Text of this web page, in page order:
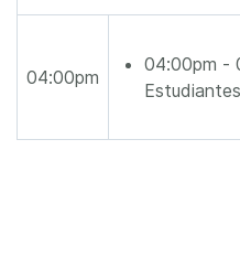
04:00pm
04:00pm -
Estudiantes